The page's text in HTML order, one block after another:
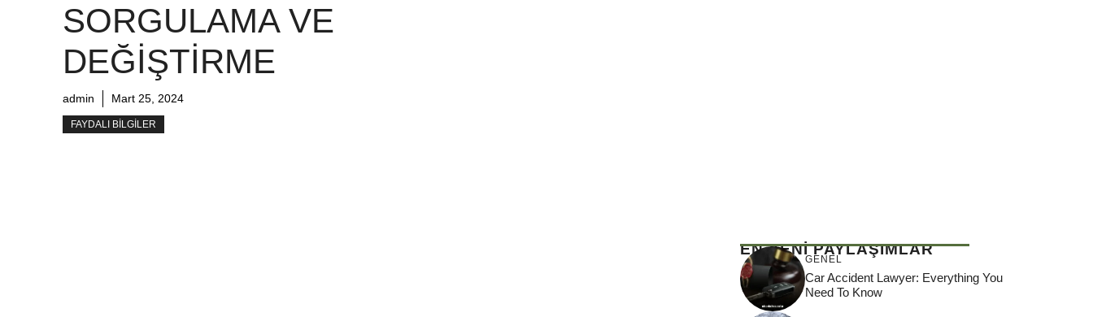
SORGULAMA VE
DEĞIŞTIRME
admin Mart 25, 2024
FAYDALI BILGILER
EN YENİ PAYLAŞIMLAR
GENEL
Car Accident Lawyer: Everything You
Need To Know